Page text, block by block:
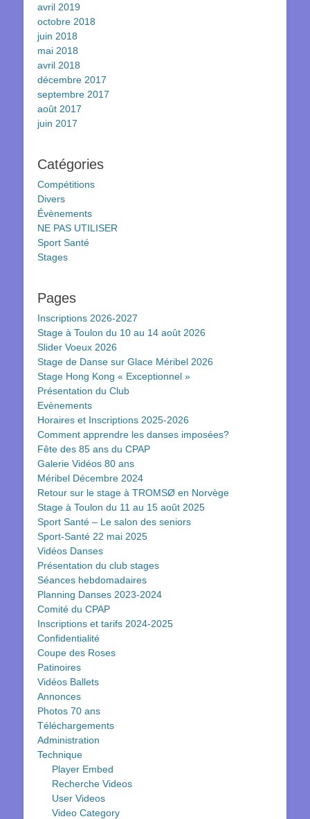
avril 2019
octobre 2018
juin 2018
mai 2018
avril 2018
décembre 2017
septembre 2017
août 2017
juin 2017
Catégories
Compétitions
Divers
Évènements
NE PAS UTILISER
Sport Santé
Stages
Pages
Inscriptions 2026-2027
Stage à Toulon du 10 au 14 août 2026
Slider Voeux 2026
Stage de Danse sur Glace Méribel 2026
Stage Hong Kong « Exceptionnel »
Présentation du Club
Evènements
Horaires et Inscriptions 2025-2026
Comment apprendre les danses imposées?
Fête des 85 ans du CPAP
Galerie Vidéos 80 ans
Méribel Décembre 2024
Retour sur le stage à TROMSØ en Norvège
Stage à Toulon du 11 au 15 août 2025
Sport Santé – Le salon des seniors
Sport-Santé 22 mai 2025
Vidéos Danses
Présentation du club stages
Séances hebdomadaires
Planning Danses 2023-2024
Comité du CPAP
Inscriptions et tarifs 2024-2025
Confidentialité
Coupe des Roses
Patinoires
Vidéos Ballets
Annonces
Photos 70 ans
Téléchargements
Administration
Technique
Player Embed
Recherche Videos
User Videos
Video Category